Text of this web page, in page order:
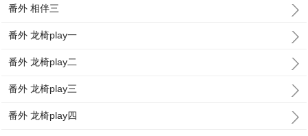
番外 相伴三
番外 龙椅play一
番外 龙椅play二
番外 龙椅play三
番外 龙椅play四